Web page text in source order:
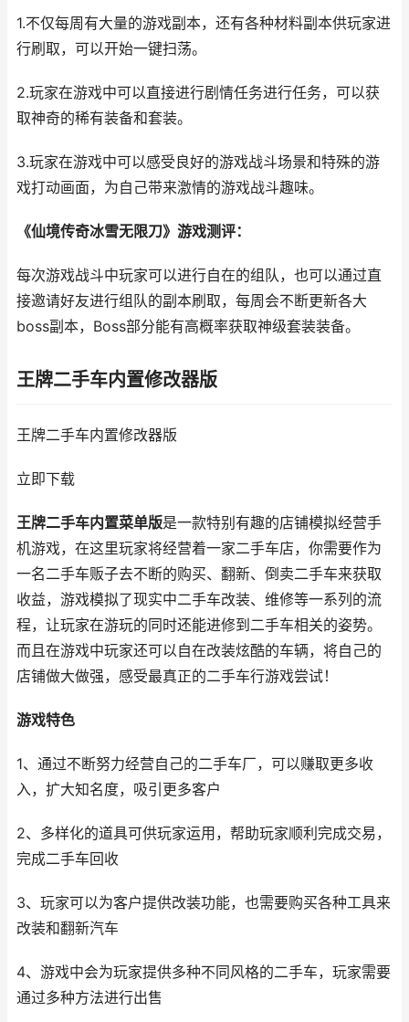
1.不仅每周有大量的游戏副本，还有各种材料副本供玩家进
行刷取，可以开始一键扫荡。
2.玩家在游戏中可以直接进行剧情任务进行任务，可以获
取神奇的稀有装备和套装。
3.玩家在游戏中可以感受良好的游戏战斗场景和特殊的游
戏打动画面，为自己带来激情的游戏战斗趣味。
《仙境传奇冰雪无限刀》游戏测评：
每次游戏战斗中玩家可以进行自在的组队，也可以通过直
接邀请好友进行组队的副本刷取，每周会不断更新各大
boss副本，Boss部分能有高概率获取神级套装装备。
王牌二手车内置修改器版
王牌二手车内置修改器版
立即下载
王牌二手车内置菜单版是一款特别有趣的店铺模拟经营手
机游戏，在这里玩家将经营着一家二手车店，你需要作为
一名二手车贩子去不断的购买、翻新、倒卖二手车来获取
收益，游戏模拟了现实中二手车改装、维修等一系列的流
程，让玩家在游玩的同时还能进修到二手车相关的姿势。
而且在游戏中玩家还可以自在改装炫酷的车辆，将自己的
店铺做大做强，感受最真正的二手车行游戏尝试！
游戏特色
1、通过不断努力经营自己的二手车厂，可以赚取更多收
入，扩大知名度，吸引更多客户
2、多样化的道具可供玩家运用，帮助玩家顺利完成交易，
完成二手车回收
3、玩家可以为客户提供改装功能，也需要购买各种工具来
改装和翻新汽车
4、游戏中会为玩家提供多种不同风格的二手车，玩家需要
通过多种方法进行出售